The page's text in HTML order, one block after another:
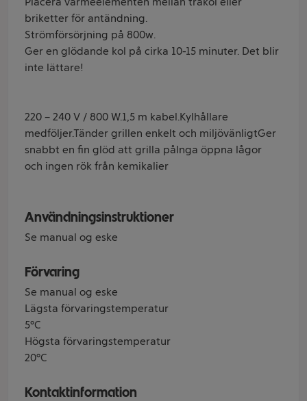
briketter för antändning.
Strömförsörjning på 800w.
Ger en glödande kol på cirka 10-15 minuter. Det blir
inte lättare!
220 – 240 V / 800 W.1,5 m kabel.Kylhållare
medföljer.Tänder grillen enkelt och miljövänligtGer
snabbt en fin glöd att grilla påInga öppna lågor
och ingen rök från kemikalier
Användningsinstruktioner
Se manual og eske
Förvaring
Se manual og eske
Lägsta förvaringstemperatur
5°C
Högsta förvaringstemperatur
20°C
Kontaktinformation